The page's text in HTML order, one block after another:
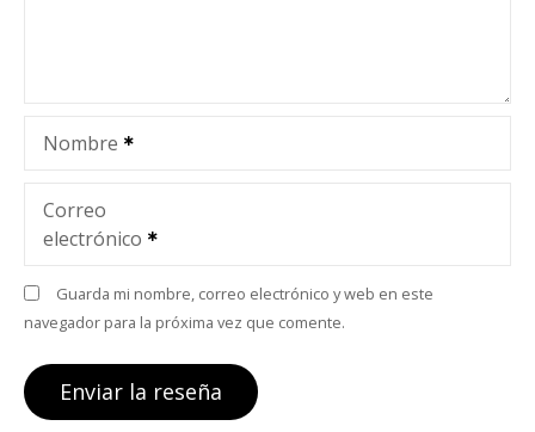
Nombre
Correo
electrónico
Guarda mi nombre, correo electrónico y web en este
navegador para la próxima vez que comente.